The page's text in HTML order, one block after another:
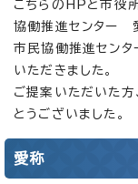
こちらのHPと市役
協働推進センター
市民協働推進センタ
いただきました。
ご提案いただいた方
とうございました。
愛称